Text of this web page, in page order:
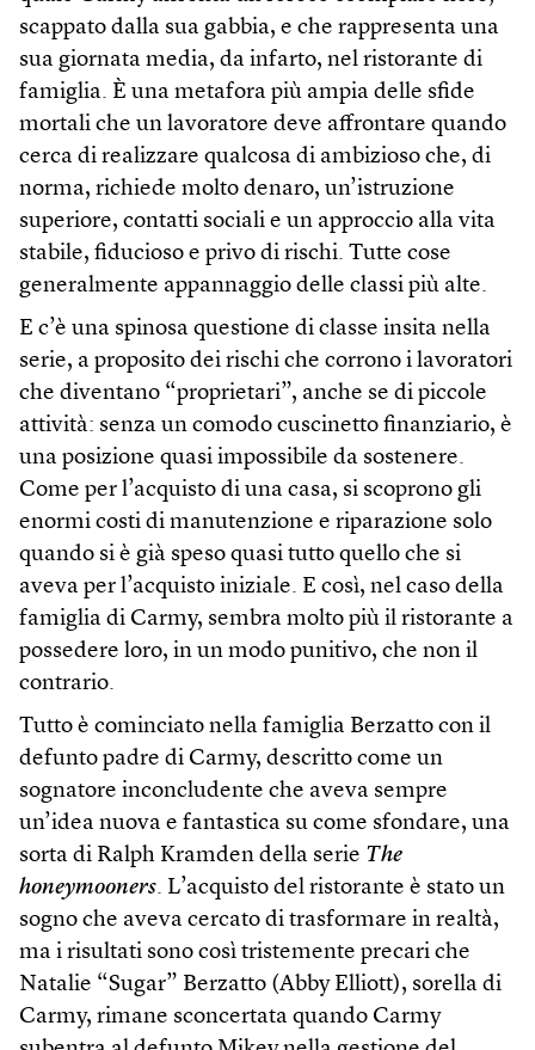
scappato dalla sua gabbia, e che rappresenta una
sua giornata media, da infarto, nel ristorante di
famiglia. È una metafora più ampia delle sfide
mortali che un lavoratore deve affrontare quando
cerca di realizzare qualcosa di ambizioso che, di
norma, richiede molto denaro, un’istruzione
superiore, contatti sociali e un approccio alla vita
stabile, fiducioso e privo di rischi. Tutte cose
generalmente appannaggio delle classi più alte.
E c’è una spinosa questione di classe insita nella
serie, a proposito dei rischi che corrono i lavoratori
che diventano “proprietari”, anche se di piccole
attività: senza un comodo cuscinetto finanziario, è
una posizione quasi impossibile da sostenere.
Come per l’acquisto di una casa, si scoprono gli
enormi costi di manutenzione e riparazione solo
quando si è già speso quasi tutto quello che si
aveva per l’acquisto iniziale. E così, nel caso della
famiglia di Carmy, sembra molto più il ristorante a
possedere loro, in un modo punitivo, che non il
contrario.
Tutto è cominciato nella famiglia Berzatto con il
defunto padre di Carmy, descritto come un
sognatore inconcludente che aveva sempre
un’idea nuova e fantastica su come sfondare, una
sorta di Ralph Kramden della serie The
honeymooners. L’acquisto del ristorante è stato un
sogno che aveva cercato di trasformare in realtà,
ma i risultati sono così tristemente precari che
Natalie “Sugar” Berzatto (Abby Elliott), sorella di
Carmy, rimane sconcertata quando Carmy